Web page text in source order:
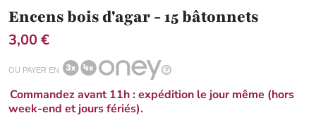
Encens bois d'agar - 15 bâtonnets
3,00 €
OU PAYER EN
Commandez avant 11h : expédition le jour même (hors
week-end et jours fériés).